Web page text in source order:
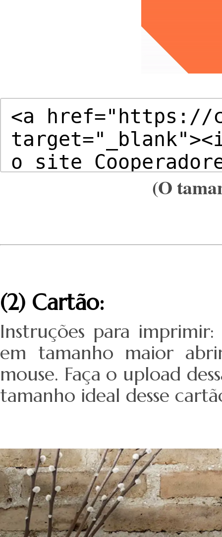
(O
(2) Cartão:
Instruções para
em tamanho maior
mouse. Faça o upload
tamanho ideal desse